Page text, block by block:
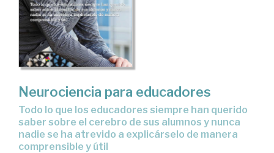
Neurociencia para educadores
todo lo que los educadores siempre han querido
saber sobre el cerebro de sus alumnos y nunca
nadie se ha atrevido a explicárselo de manera
comprensible y útil